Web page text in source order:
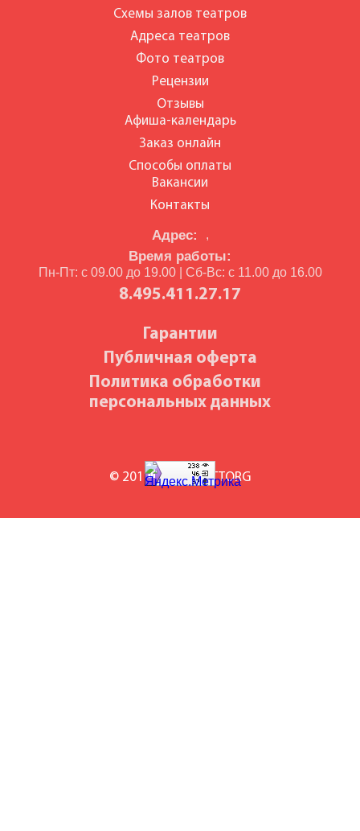
Адрес: ,
Время работы:
Пн-Пт: с 09.00 до 19.00 | Сб-Вс: с 11.00 до 16.00
8.495.411.27.17
Гарантии
Публичная оферта
Политика обработки
персональных данных
Схемы залов театров
Адреса театров
Фото театров
Рецензии
Отзывы
Афиша-календарь
Заказ онлайн
Способы оплаты
Вакансии
Контакты
© 2010-2026 BILETTORG